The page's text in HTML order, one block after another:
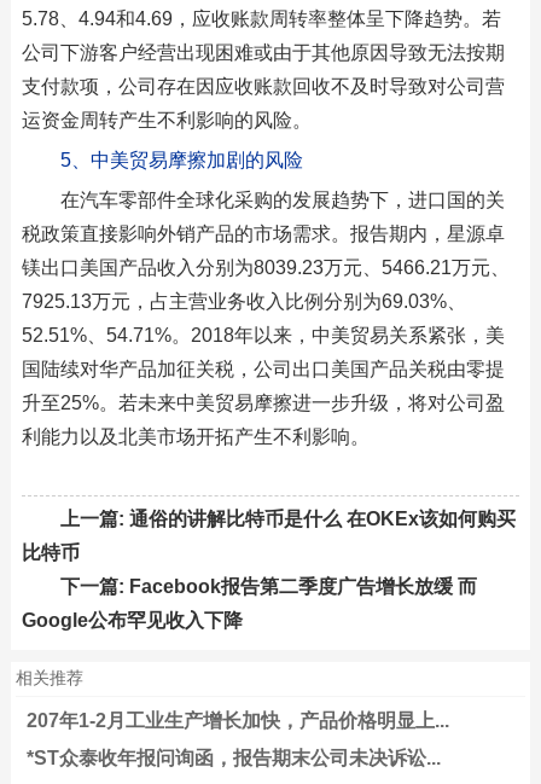
5.78、4.94和4.69，应收账款周转率整体呈下降趋势。若
公司下游客户经营出现困难或由于其他原因导致无法按期
支付款项，公司存在因应收账款回收不及时导致对公司营
运资金周转产生不利影响的风险。
5、中美贸易摩擦加剧的风险
在汽车零部件全球化采购的发展趋势下，进口国的关
税政策直接影响外销产品的市场需求。报告期内，星源卓
镁出口美国产品收入分别为8039.23万元、5466.21万元、
7925.13万元，占主营业务收入比例分别为69.03%、
52.51%、54.71%。2018年以来，中美贸易关系紧张，美
国陆续对华产品加征关税，公司出口美国产品关税由零提
升至25%。若未来中美贸易摩擦进一步升级，将对公司盈
利能力以及北美市场开拓产生不利影响。
上一篇: 通俗的讲解比特币是什么 在OKEx该如何购买
比特币
下一篇: Facebook报告第二季度广告增长放缓 而
Google公布罕见收入下降
相关推荐
207年1-2月工业生产增长加快，产品价格明显上...
*ST众泰收年报问询函，报告期末公司未决诉讼...